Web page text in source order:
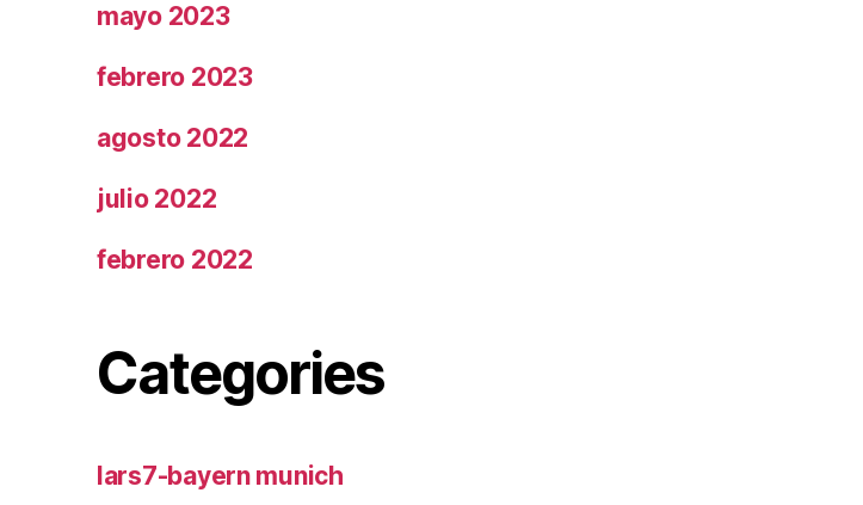
mayo 2023
febrero 2023
agosto 2022
julio 2022
febrero 2022
Categories
lars7-bayern munich